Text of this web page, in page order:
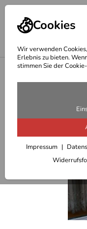
Cookies
Wir verwenden
Erlebnis zu bieten.
stimmen Sie der
Impressum
Outdoor Jacken Damen